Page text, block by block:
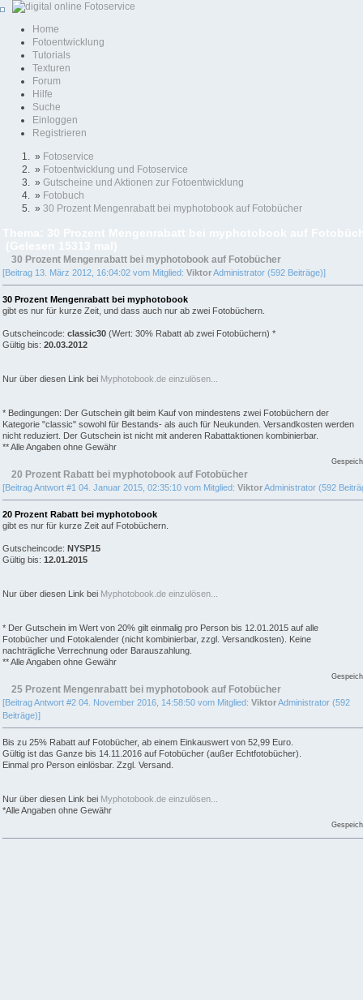
Home
Fotoentwicklung
Tutorials
Texturen
Forum
Hilfe
Suche
Einloggen
Registrieren
» Fotoservice
» Fotoentwicklung und Fotoservice
» Gutscheine und Aktionen zur Fotoentwicklung
» Fotobuch
» 30 Prozent Mengenrabatt bei myphotobook auf Fotobücher
30 Prozent Mengenrabatt bei myphotobook auf Fotobücher
[Beitrag 13. März 2012, 16:04:02 vom Mitglied: ViktorAdministrator (592 Beiträge)]
30 Prozent Mengenrabatt bei myphotobook
gibt es nur für kurze Zeit, und dass auch nur ab zwei Fotobüchern.
Gutscheincode: classic30 (Wert: 30% Rabatt ab zwei Fotobüchern) *
Gültig bis: 20.03.2012
Nur über diesen Link bei Myphotobook.de einzulösen...
* Bedingungen: Der Gutschein gilt beim Kauf von mindestens zwei Fotobüchern der
Kategorie "classic" sowohl für Bestands- als auch für Neukunden. Versandkosten werden
nicht reduziert. Der Gutschein ist nicht mit anderen Rabattaktionen kombinierbar.
** Alle Angaben ohne Gewähr
20 Prozent Rabatt bei myphotobook auf Fotobücher
[Beitrag Antwort #1 04. Januar 2015, 02:35:10 vom Mitglied: ViktorAdministrator (592
20 Prozent Rabatt bei myphotobook
gibt es nur für kurze Zeit auf Fotobüchern.
Gutscheincode: NYSP15
Gültig bis: 12.01.2015
Nur über diesen Link bei Myphotobook.de einzulösen...
* Der Gutschein im Wert von 20% gilt einmalig pro Person bis 12.01.2015 auf alle
Fotobücher und Fotokalender (nicht kombinierbar, zzgl. Versandkosten). Keine
nachträgliche Verrechnung oder Barauszahlung.
** Alle Angaben ohne Gewähr
25 Prozent Mengenrabatt bei myphotobook auf Fotobücher
[Beitrag Antwort #2 04. November 2016, 14:58:50 vom Mitglied: ViktorAdministrator (592
Beiträge)]
Bis zu 25% Rabatt auf Fotobücher, ab einem Einkauswert von 52,99 Euro.
Gültig ist das Ganze bis 14.11.2016 auf Fotobücher (außer Echtfotobücher).
Einmal pro Person einlösbar. Zzgl. Versand.
Nur über diesen Link bei Myphotobook.de einzulösen...
*Alle Angaben ohne Gewähr